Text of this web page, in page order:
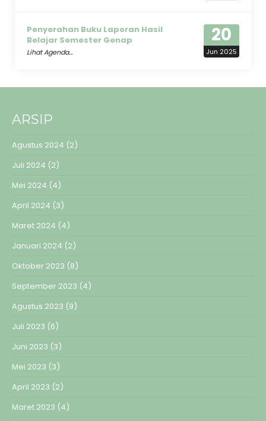
20
Jun 2025
Penyerahan Buku Laporan Hasil
Belajar Semester Genap
Lihat Agenda...
ARSIP
Agustus 2024 (2)
Juli 2024 (2)
Mei 2024 (4)
April 2024 (3)
Maret 2024 (4)
Januari 2024 (2)
Oktober 2023 (8)
September 2023 (4)
Agustus 2023 (9)
Juli 2023 (6)
Juni 2023 (3)
Mei 2023 (3)
April 2023 (2)
Maret 2023 (4)